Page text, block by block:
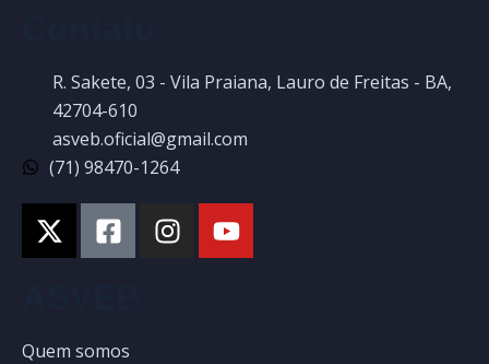
R. Sakete, 03 - Vila Praiana, Lauro de Freitas - BA,
42704-610
asveb.oficial@gmail.com
(71) 98470-1264
Quem somos